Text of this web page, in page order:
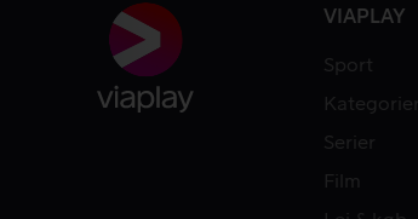
VIAPLAY
Sport
Kategorier
Serier
Film